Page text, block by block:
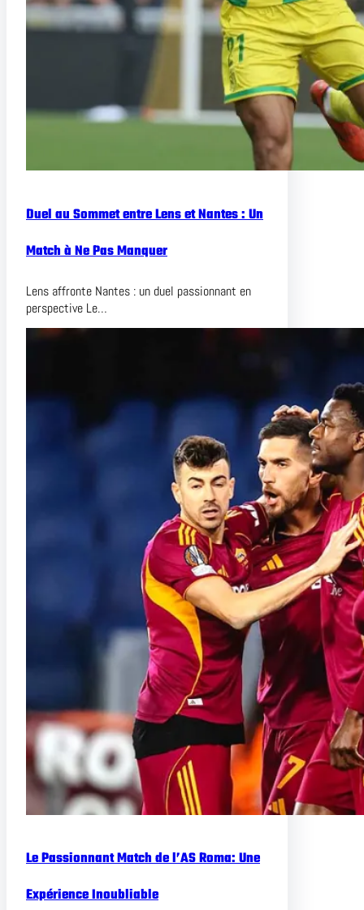
Duel au Sommet entre Lens et Nantes : Un
Match à Ne Pas Manquer
Lens affronte Nantes : un duel passionnant en
perspective Le…
Le Passionnant Match de l’AS Roma: Une
Expérience Inoubliable